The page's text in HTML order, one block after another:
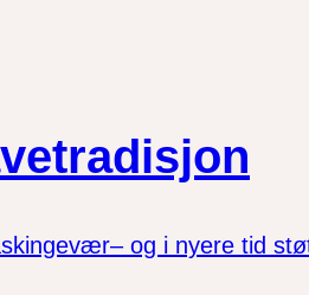
og i nyere tid